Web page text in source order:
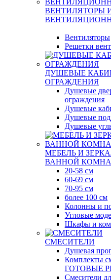
ВЕНТИЛЯТОРЫ
Вентиляторы
Решетки
ДУШЕВЫЕ
ОГРАЖДЕНИЯ
Душевые
ограждения
Душевые
Душевые
Душевые
МЕБЕЛЬ И
ВАННОЙ
20-58 см
60-69 см
70-95 см
более 100 см
Колонны и
Угловые
Шкафы и
СМЕСИТЕЛИ
Душевая
Комплекты
ГОТОВЫЕ
Смесители